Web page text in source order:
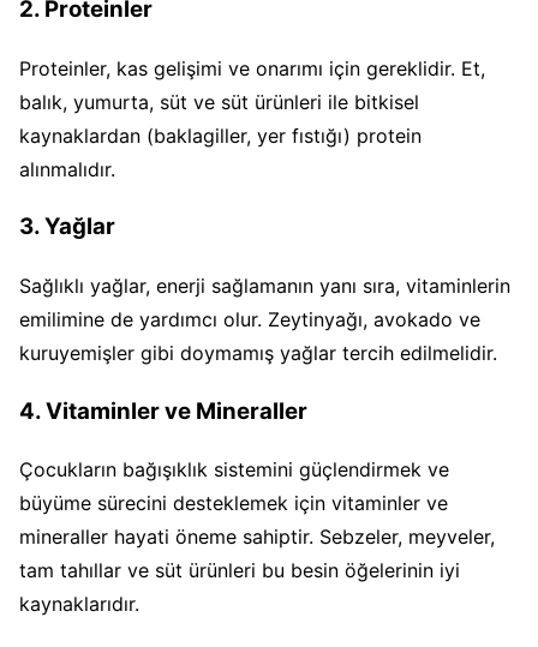
2. Proteinler
Proteinler, kas gelişimi ve onarımı için gereklidir. Et,
balık, yumurta, süt ve süt ürünleri ile bitkisel
kaynaklardan (baklagiller, yer fıstığı) protein
alınmalıdır.
3. Yağlar
Sağlıklı yağlar, enerji sağlamanın yanı sıra, vitaminlerin
emilimine de yardımcı olur. Zeytinyağı, avokado ve
kuruyemişler gibi doymamış yağlar tercih edilmelidir.
4. Vitaminler ve Mineraller
Çocukların bağışıklık sistemini güçlendirmek ve
büyüme sürecini desteklemek için vitaminler ve
mineraller hayati öneme sahiptir. Sebzeler, meyveler,
tam tahıllar ve süt ürünleri bu besin öğelerinin iyi
kaynaklarıdır.